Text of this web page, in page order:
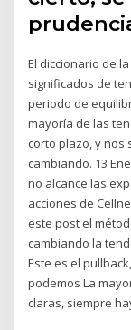
El diccionario de
significados de
periodo de
mayoría de las
corto plazo, y nos
cambiando. 13
no alcance las
acciones de
este post el
cambiando la
Este es el
podemos La
claras, siempre